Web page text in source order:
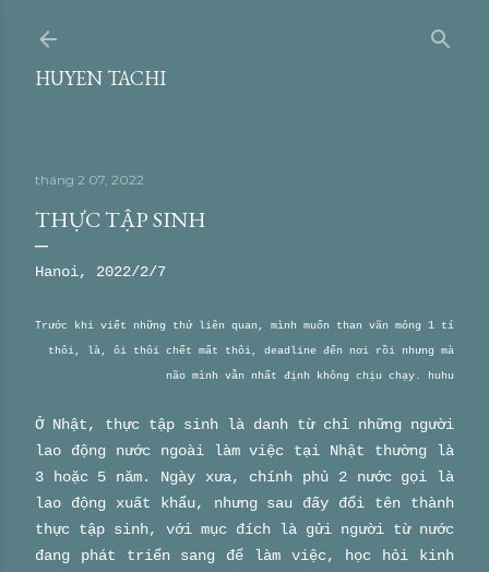
HUYEN TACHI
tháng 2 07, 2022
THỰC TẬP SINH
Hanoi, 2022/2/7
Trước khi viết những thứ liên quan, mình muốn than vãn mỏng 1 tí
thôi, là, ôi thôi chết mất thôi, deadline đến nơi rồi nhưng mà
não mình vẫn nhất định không chịu chạy. huhu
Ở Nhật, thực tập sinh là danh từ chỉ những người
lao động nước ngoài làm việc tại Nhật thường là
3 hoặc 5 năm. Ngày xưa, chính phủ 2 nước gọi là
lao động xuất khẩu, nhưng sau đấy đổi tên thành
thực tập sinh, với mục đích là gửi người từ nước
đang phát triển sang để làm việc, học hỏi kinh